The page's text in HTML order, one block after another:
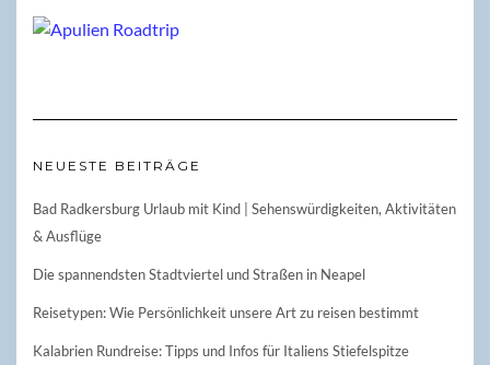
NEUESTE BEITRÄGE
Bad Radkersburg Urlaub mit Kind | Sehenswürdigkeiten, Aktivitäten
& Ausflüge
Die spannendsten Stadtviertel und Straßen in Neapel
Reisetypen: Wie Persönlichkeit unsere Art zu reisen bestimmt
Kalabrien Rundreise: Tipps und Infos für Italiens Stiefelspitze